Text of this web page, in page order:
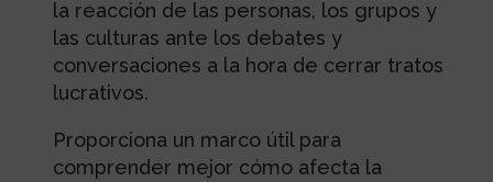
la reacción de las personas, los grupos y
las culturas ante los debates y
conversaciones a la hora de cerrar tratos
lucrativos.
Proporciona un marco útil para
comprender mejor cómo afecta la